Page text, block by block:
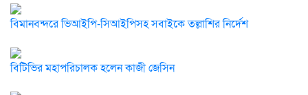
বিমানবন্দরে ভিআইপি-সিআইপিসহ সবাইকে তল্লাশির নির্দেশ
বিটিভির মহাপরিচালক হলেন কাজী জেসিন